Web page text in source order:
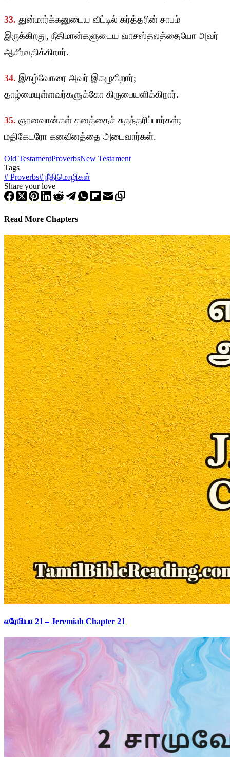
33. துன்மார்க்கனுடைய வீட்டில் கர்த்தரின் சாபம்
இருக்கிறது, நீதிமான்களுடைய வாசஸ்தலத்தையோ அவர்
ஆசீர்வதிக்கிறார்.
34. இகழ்வோரை அவர் இகழுகிறார்;
தாழ்மையுள்ளவர்களுக்கோ கிருபையளிக்கிறார்.
35. ஞானவான்கள் கனத்தைச் சுதந்தரிப்பார்கள்;
மதிகேடரோ கனவீனத்தை அடைவார்கள்.
Old TestamentProverbsNew Testament
Tags
# Proverbs# நீதிமொழிகள்
Share your love
Read More Chapters
எரேமியா 21 – Jeremiah Chapter 21